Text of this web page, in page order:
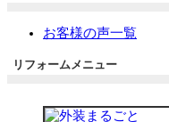
お客様の声一覧
リフォームメニュー